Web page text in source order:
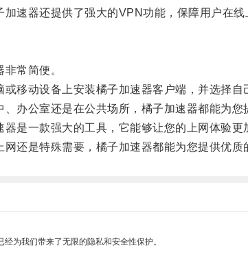
器还提供了强大的VPN功能，保障用户在线
常简便。
动设备上安装橘子加速器客户端，并选择自
公室还是在公共场所，橘子加速器都能为您
一款强大的工具，它能够让您的上网体验更
是特殊需要，橘子加速器都能为您提供优质
为我们带来了无限的隐私和安全性保护。